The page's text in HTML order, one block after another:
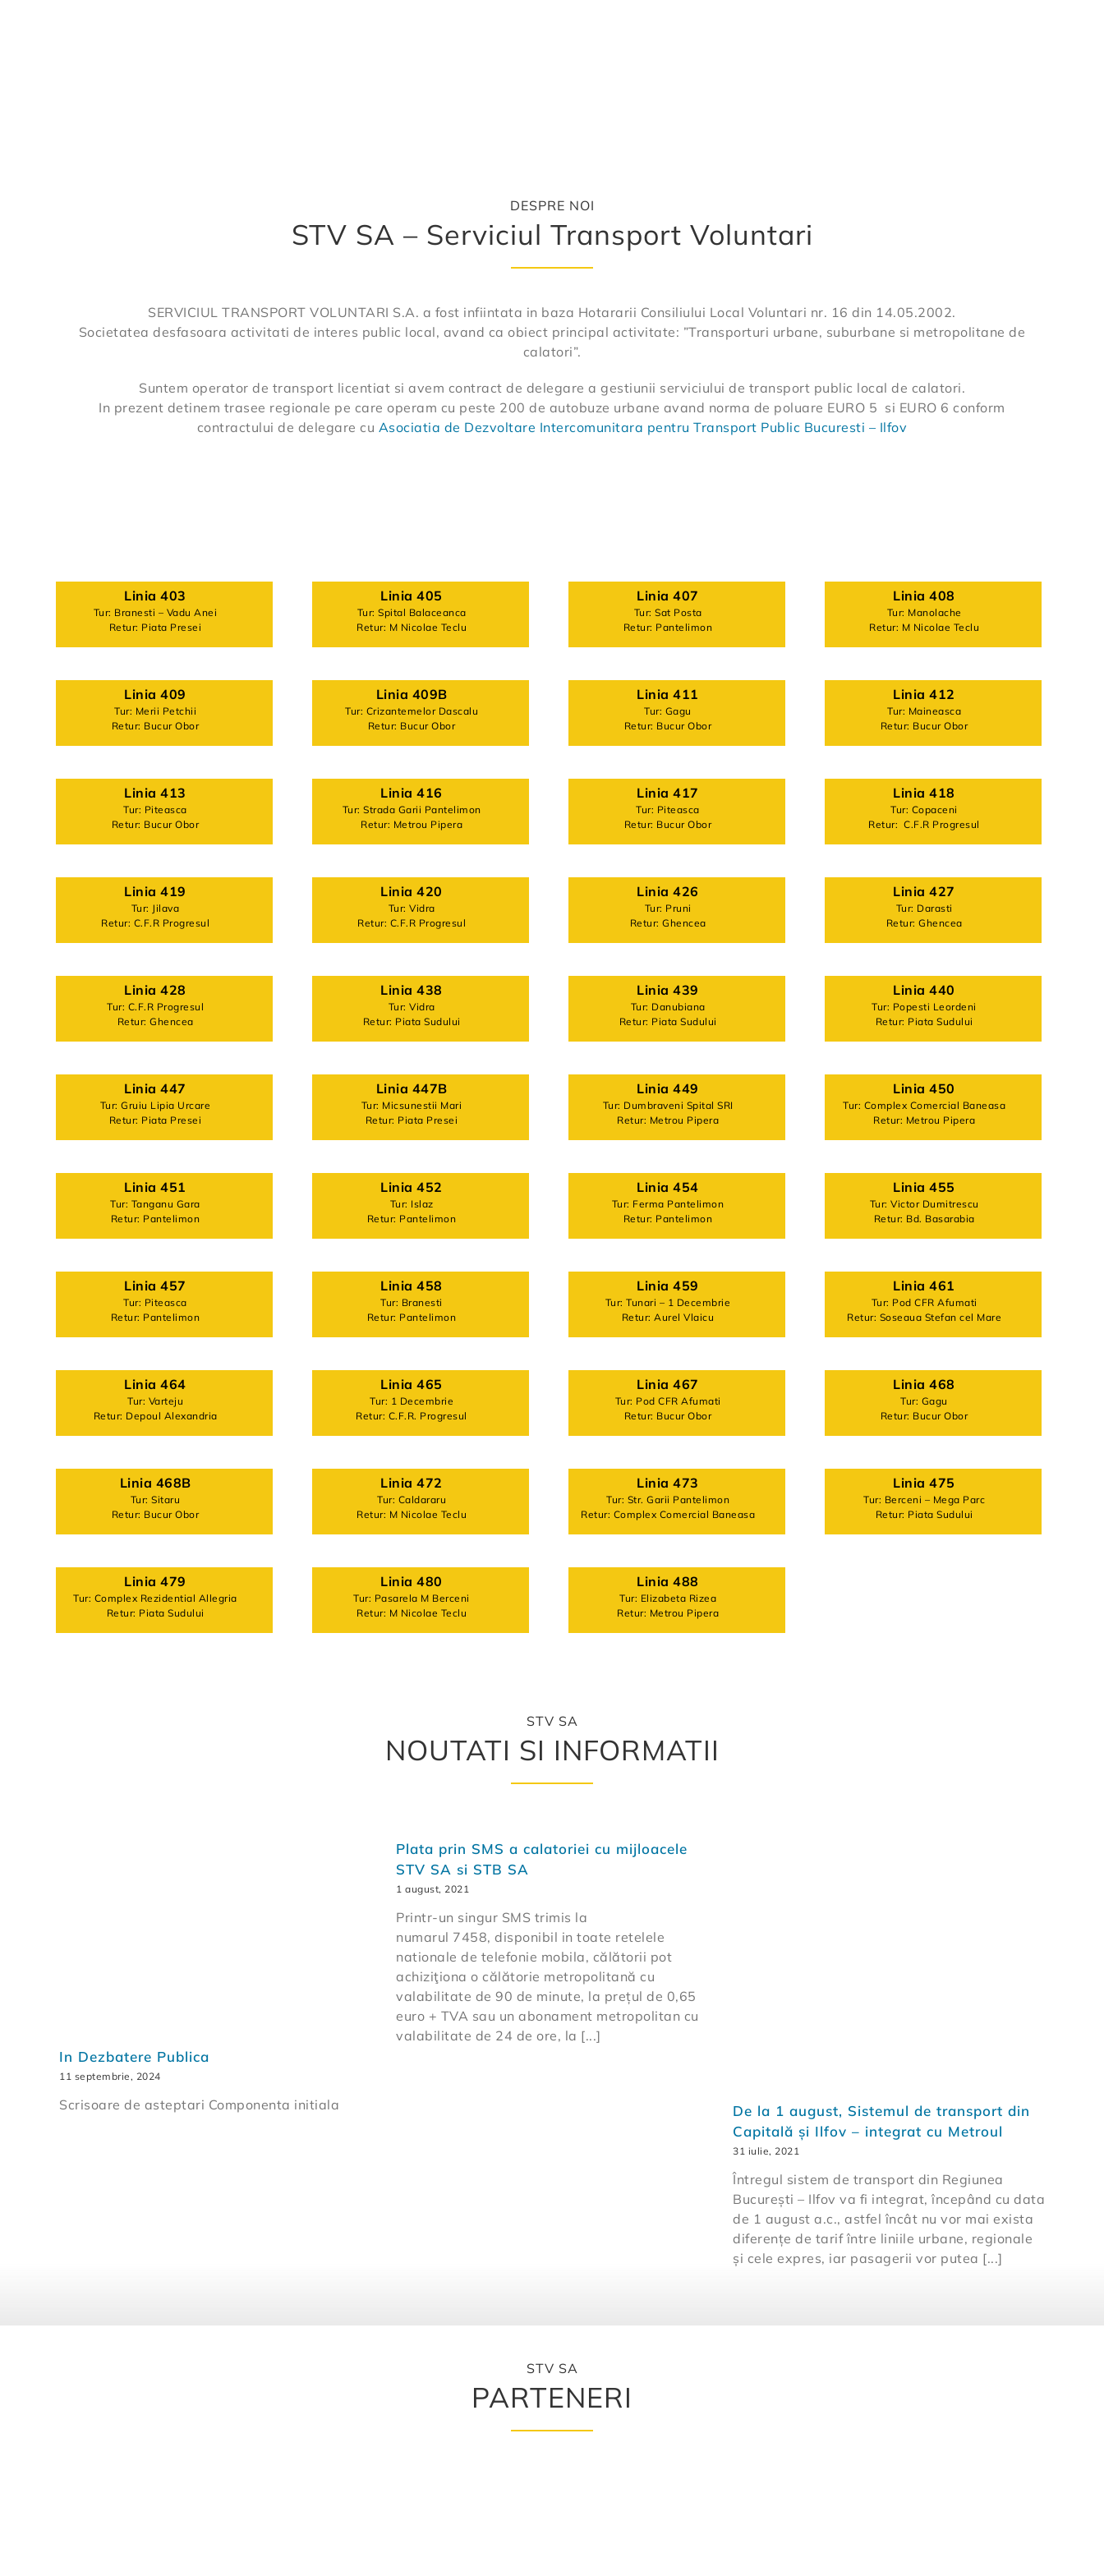
DESPRE NOI
STV SA – Serviciul Transport Voluntari
SERVICIUL TRANSPORT VOLUNTARI S.A. a fost infiintata in baza Hotararii Consiliului Local Voluntari nr. 16 din 14.05.2002.
Societatea desfasoara activitati de interes public local, avand ca obiect principal activitate: ”Transporturi urbane, suburbane si metropolitane de
calatori”.
Suntem operator de transport licentiat si avem contract de delegare a gestiunii serviciului de transport public local de calatori.
In prezent detinem trasee regionale pe care operam cu peste 200 de autobuze urbane avand norma de poluare EURO 5 si EURO 6 conform
contractului de delegare cu Asociatia de Dezvoltare Intercomunitara pentru Transport Public Bucuresti – Ilfov
Linia 403
Tur: Branesti – Vadu Anei
Retur: Piata Presei
Linia 405
Tur: Spital Balaceanca
Retur: M Nicolae Teclu
Linia 407
Tur: Sat Posta
Retur: Pantelimon
Linia 408
Tur: Manolache
Retur: M Nicolae Teclu
Linia 409
Tur: Merii Petchii
Retur: Bucur Obor
Linia 409B
Tur: Crizantemelor Dascalu
Retur: Bucur Obor
Linia 411
Tur: Gagu
Retur: Bucur Obor
Linia 412
Tur: Maineasca
Retur: Bucur Obor
Linia 413
Tur: Piteasca
Retur: Bucur Obor
Linia 416
Tur: Strada Garii Pantelimon
Retur: Metrou Pipera
Linia 417
Tur: Piteasca
Retur: Bucur Obor
Linia 418
Tur: Copaceni
Retur: C.F.R Progresul
Linia 419
Tur: Jilava
Retur: C.F.R Progresul
Linia 420
Tur: Vidra
Retur: C.F.R Progresul
Linia 426
Tur: Pruni
Retur: Ghencea
Linia 427
Tur: Darasti
Retur: Ghencea
Linia 428
Tur: C.F.R Progresul
Retur: Ghencea
Linia 438
Tur: Vidra
Retur: Piata Sudului
Linia 439
Tur: Danubiana
Retur: Piata Sudului
Linia 440
Tur: Popesti Leordeni
Retur: Piata Sudului
Linia 447
Tur: Gruiu Lipia Urcare
Retur: Piata Presei
Linia 447B
Tur: Micsunestii Mari
Retur: Piata Presei
Linia 449
Tur: Dumbraveni Spital SRI
Retur: Metrou Pipera
Linia 450
Tur: Complex Comercial Baneasa
Retur: Metrou Pipera
Linia 451
Tur: Tanganu Gara
Retur: Pantelimon
Linia 452
Tur: Islaz
Retur: Pantelimon
Linia 454
Tur: Ferma Pantelimon
Retur: Pantelimon
Linia 455
Tur: Victor Dumitrescu
Retur: Bd. Basarabia
Linia 457
Tur: Piteasca
Retur: Pantelimon
Linia 458
Tur: Branesti
Retur: Pantelimon
Linia 459
Tur: Tunari – 1 Decembrie
Retur: Aurel Vlaicu
Linia 461
Tur: Pod CFR Afumati
Retur: Soseaua Stefan cel Mare
Linia 464
Tur: Varteju
Retur: Depoul Alexandria
Linia 465
Tur: 1 Decembrie
Retur: C.F.R. Progresul
Linia 467
Tur: Pod CFR Afumati
Retur: Bucur Obor
Linia 468
Tur: Gagu
Retur: Bucur Obor
Linia 468B
Tur: Sitaru
Retur: Bucur Obor
Linia 472
Tur: Caldararu
Retur: M Nicolae Teclu
Linia 473
Tur: Str. Garii Pantelimon
Retur: Complex Comercial Baneasa
Linia 475
Tur: Berceni – Mega Parc
Retur: Piata Sudului
Linia 479
Tur: Complex Rezidential Allegria
Retur: Piata Sudului
Linia 480
Tur: Pasarela M Berceni
Retur: M Nicolae Teclu
Linia 488
Tur: Elizabeta Rizea
Retur: Metrou Pipera
STV SA
NOUTATI SI INFORMATII
In Dezbatere Publica
11 septembrie, 2024
Scrisoare de asteptari Componenta initiala
Plata prin SMS a calatoriei cu mijloacele
STV SA si STB SA
1 august, 2021
Printr-un singur SMS trimis la
numarul 7458, disponibil in toate retelele
nationale de telefonie mobila, călătorii pot
achiziţiona o călătorie metropolitană cu
valabilitate de 90 de minute, la prețul de 0,65
euro + TVA sau un abonament metropolitan cu
valabilitate de 24 de ore, la [...]
De la 1 august, Sistemul de transport din
Capitală și Ilfov – integrat cu Metroul
31 iulie, 2021
Întregul sistem de transport din Regiunea
București – Ilfov va fi integrat, începând cu data
de 1 august a.c., astfel încât nu vor mai exista
diferențe de tarif între liniile urbane, regionale
și cele expres, iar pasagerii vor putea [...]
STV SA
PARTENERI